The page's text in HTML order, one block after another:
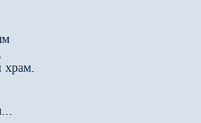
храм.